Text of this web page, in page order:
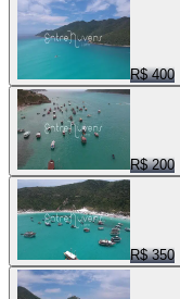
R$ 400
R$ 200
R$ 350